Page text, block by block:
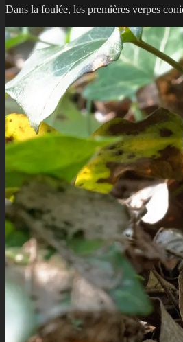
Dans la foulée, les premières verpes